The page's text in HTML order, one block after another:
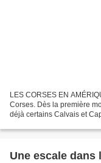
LES CORSES EN
Corses. Dès la première
déjà certains Calvais et
Une escale dans la